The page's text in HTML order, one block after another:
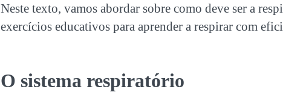
Neste texto, vamos abordar sobre como deve ser a
exercícios educativos para aprender a respirar com
O sistema respiratório